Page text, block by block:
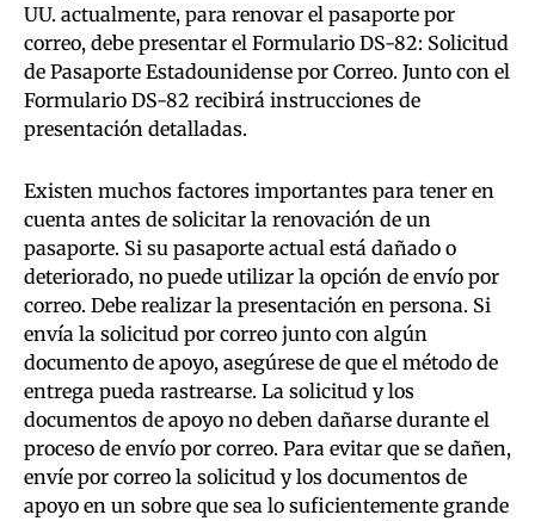
UU. actualmente, para renovar el pasaporte por
correo, debe presentar el Formulario DS-82: Solicitud
de Pasaporte Estadounidense por Correo. Junto con el
Formulario DS-82 recibirá instrucciones de
presentación detalladas.
Existen muchos factores importantes para tener en
cuenta antes de solicitar la renovación de un
pasaporte. Si su pasaporte actual está dañado o
deteriorado, no puede utilizar la opción de envío por
correo. Debe realizar la presentación en persona. Si
envía la solicitud por correo junto con algún
documento de apoyo, asegúrese de que el método de
entrega pueda rastrearse. La solicitud y los
documentos de apoyo no deben dañarse durante el
proceso de envío por correo. Para evitar que se dañen,
envíe por correo la solicitud y los documentos de
apoyo en un sobre que sea lo suficientemente grande